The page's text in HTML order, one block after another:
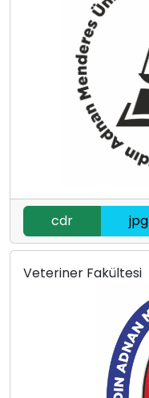
cdr jpg
Veteriner Fakültesi